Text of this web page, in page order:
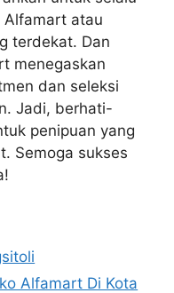
Alfamart atau
terdekat. Dan
menegaskan
dan seleksi
Jadi, berhati-
penipuan yang
Semoga sukses
Alfamart Di Kota